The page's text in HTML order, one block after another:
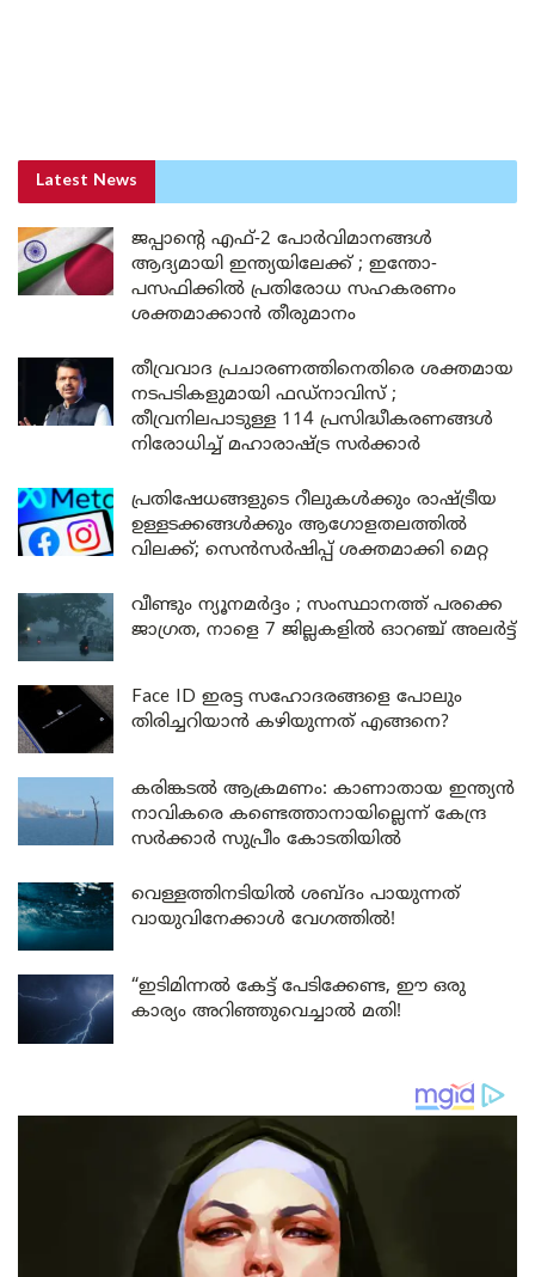
Latest News
ജപ്പാന്റെ എഫ്-2 പോർവിമാനങ്ങൾ
ആദ്യമായി ഇന്ത്യയിലേക്ക് ; ഇന്തോ-
പസഫിക്കിൽ പ്രതിരോധ സഹകരണം
ശക്തമാക്കാൻ തീരുമാനം
തീവ്രവാദ പ്രചാരണത്തിനെതിരെ ശക്തമായ
നടപടികളുമായി ഫഡ്നാവിസ് ;
തീവ്രനിലപാടുള്ള 114 പ്രസിദ്ധീകരണങ്ങൾ
നിരോധിച്ച് മഹാരാഷ്ട്ര സർക്കാർ
പ്രതിഷേധങ്ങളുടെ റീലുകൾക്കും രാഷ്ട്രീയ
ഉള്ളടക്കങ്ങൾക്കും ആഗോളതലത്തിൽ
വിലക്ക്; സെൻസർഷിപ്പ് ശക്തമാക്കി മെറ്റ
വീണ്ടും ന്യൂനമർദ്ദം ; സംസ്ഥാനത്ത് പരക്കെ
ജാഗ്രത, നാളെ 7 ജില്ലകളിൽ ഓറഞ്ച് അലർട്ട്
Face ID ഇരട്ട സഹോദരങ്ങളെ പോലും
തിരിച്ചറിയാൻ കഴിയുന്നത് എങ്ങനെ?
കരിങ്കടൽ ആക്രമണം: കാണാതായ ഇന്ത്യൻ
നാവികരെ കണ്ടെത്താനായില്ലെന്ന് കേന്ദ്ര
സർക്കാർ സുപ്രീം കോടതിയിൽ
വെള്ളത്തിനടിയിൽ ശബ്ദം പായുന്നത്
വായുവിനേക്കാൾ വേഗത്തിൽ!
“ഇടിമിന്നൽ കേട്ട് പേടിക്കേണ്ട, ഈ ഒരു
കാര്യം അറിഞ്ഞുവെച്ചാൽ മതി!